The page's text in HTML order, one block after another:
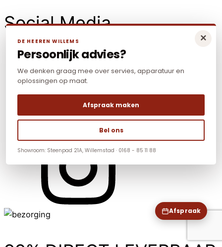
Social Media
Afspraak
×
DE HEEREN WILLEMS
Persoonlijk advies?
We denken graag mee over servies, apparatuur en
oplossingen op maat.
Afspraak maken
Bel ons
Showroom: Steenpad 21A, Willemstad · 0168 - 85 11 88